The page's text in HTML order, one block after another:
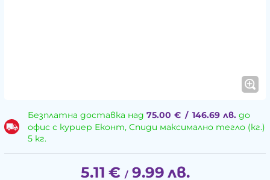
Безплатна доставка над 75.00 € / 146.69 лв.до
офис с куриер Еконт, Спиди максимално тегло (кг.)
5 кг.
5.11 € / 9.99 лв.